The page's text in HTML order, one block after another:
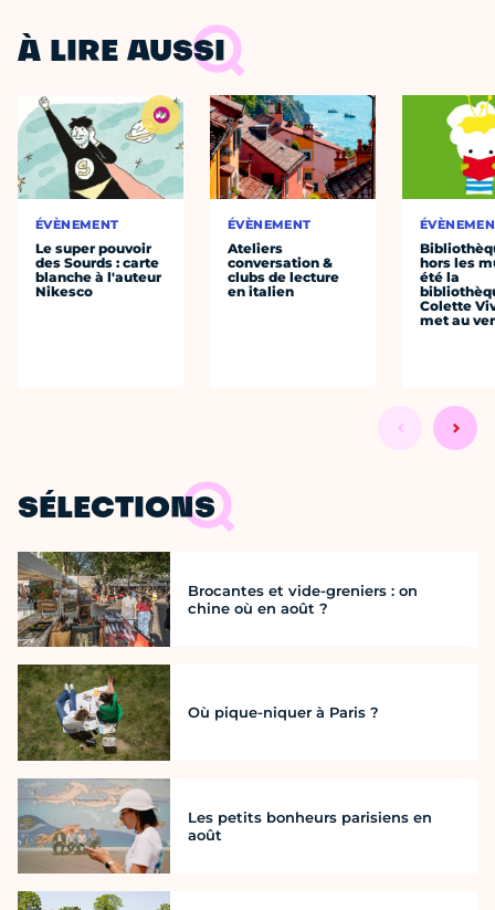
À LIRE AUSSI
ÉVÈNEMENT
Le super pouvoir
des Sourds : carte
blanche à l'auteur
Nikesco
ÉVÈNEMENT
Ateliers
conversation &
clubs de lecture
en italien
hors les
été la
Colette
met au
SÉLECTIONS
Brocantes et vide-greniers : on
chine où en août ?
Où pique-niquer à Paris ?
Les petits bonheurs parisiens en
août